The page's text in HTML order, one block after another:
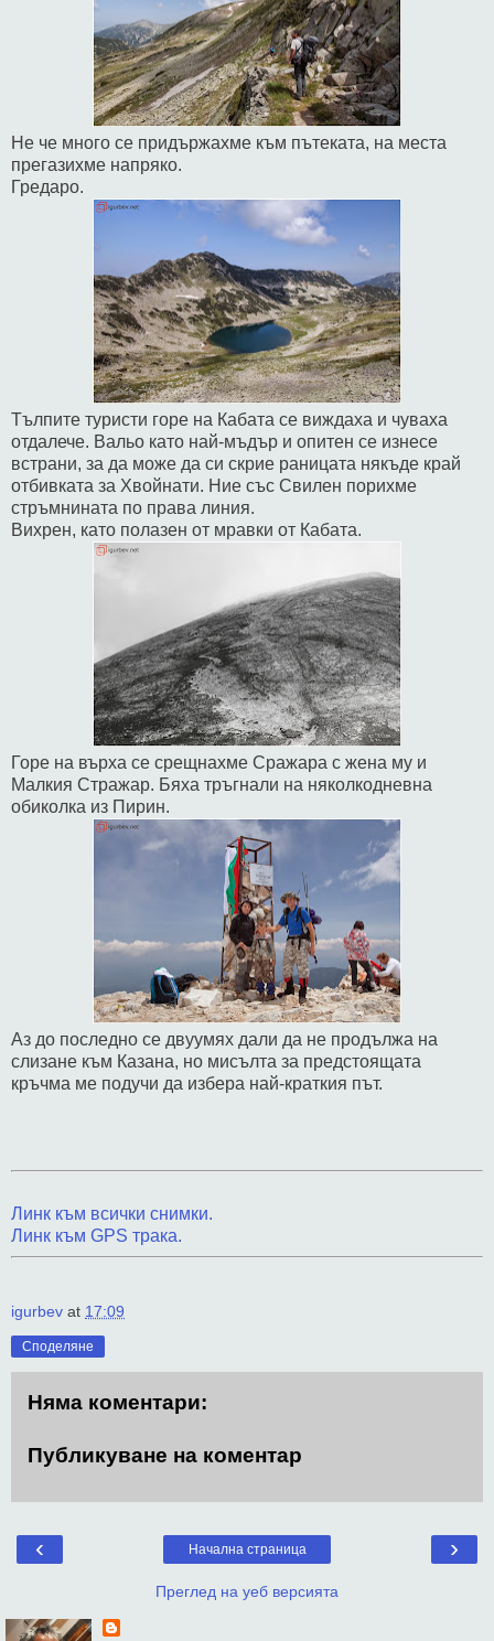
Не че много се придържахме към пътеката, на места
прегазихме напряко.
Гредаро.
Тълпите туристи горе на Кабата се виждаха и чуваха
отдалече. Вальо като най-мъдър и опитен се изнесе
встрани, за да може да си скрие раницата някъде край
отбивката за Хвойнати. Ние със Свилен порихме
стръмнината по права линия.
Вихрен, като полазен от мравки от Кабата.
Горе на върха се срещнахме Сражара с жена му и
Малкия Стражар. Бяха тръгнали на няколкодневна
обиколка из Пирин.
Аз до последно се двуумях дали да не продължа на
слизане към Казана, но мисълта за предстоящата
кръчма ме подучи да избера най-краткия път.
Линк към всички снимки.
Линк към GPS трака.
igurbev at 17:09
Споделяне
Няма коментари:
Публикуване на коментар
‹ ›
Начална страница
Преглед на уеб версията